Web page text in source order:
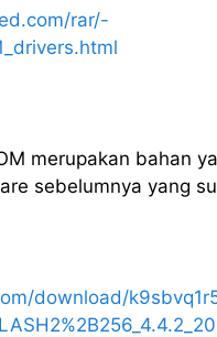
rar/-
merupakan bahan
sebelumnya yang
download/